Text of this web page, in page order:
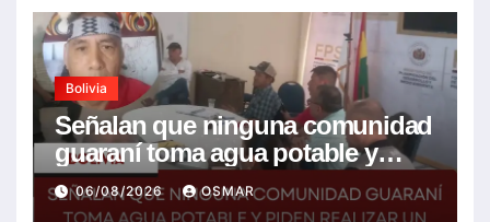
Bolivia
Señalan que ninguna comunidad
guaraní toma agua potable y
piden realizar un Foro para
resolver la problemática
06/08/2026 OSMAR